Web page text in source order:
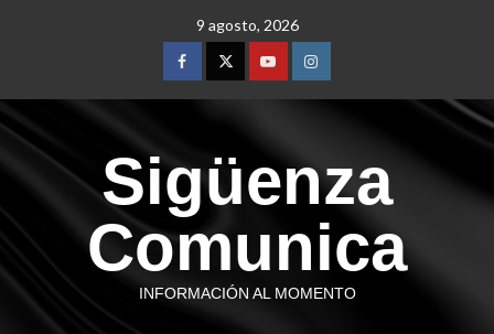
9 agosto, 2026
Sigüenza
Comunica
INFORMACIÓN AL MOMENTO